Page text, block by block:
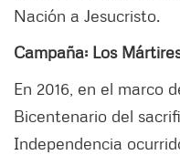
Nación a Jesucristo.
Campaña: Los
En 2016, en el marco
Bicentenario del
Independencia